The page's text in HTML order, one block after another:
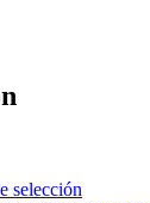
selección